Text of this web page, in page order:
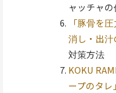
ャッチャ
「豚骨を
消し・出汁
対策方法
KOKU
ープのタレ」